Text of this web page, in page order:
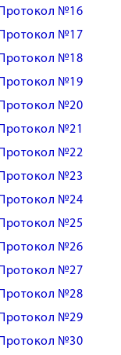
Протокол №16
Протокол №17
Протокол №18
Протокол №19
Протокол №20
Протокол №21
Протокол №22
Протокол №23
Протокол №24
Протокол №25
Протокол №26
Протокол №27
Протокол №28
Протокол №29
Протокол №30